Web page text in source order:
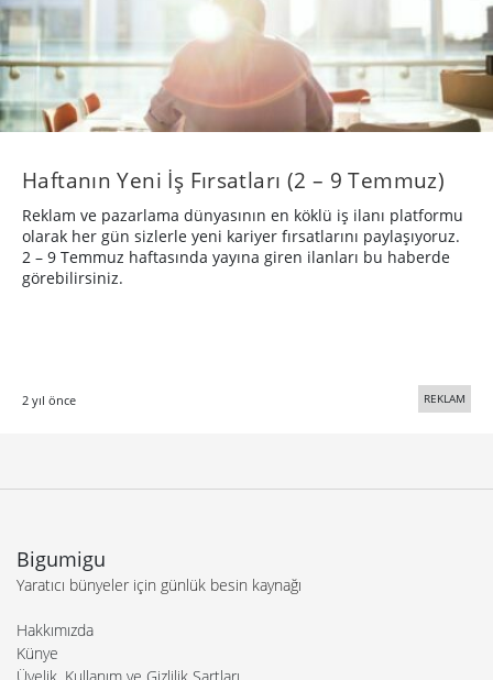
Haftanın Yeni İş Fırsatları (2 – 9 Temmuz)
Reklam ve pazarlama dünyasının en köklü iş ilanı platformu
olarak her gün sizlerle yeni kariyer fırsatlarını paylaşıyoruz.
2 – 9 Temmuz haftasında yayına giren ilanları bu haberde
görebilirsiniz.
2 yıl önce REKLAM
Bigumigu
Yaratıcı bünyeler için günlük besin kaynağı
Hakkımızda
Künye